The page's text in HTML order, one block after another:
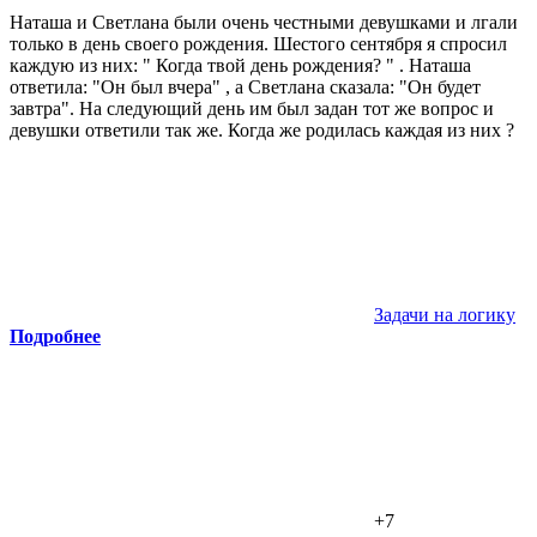
Наташа и Светлана были очень честными девушками и лгали
только в день своего рождения. Шестого сентября я спросил
каждую из них: " Когда твой день рождения? " . Наташа
ответила: "Он был вчера" , а Светлана сказала: "Он будет
завтра". На следующий день им был задан тот же вопрос и
девушки ответили так же. Когда же родилась каждая из них ?
Задачи на логику
Подробнее
+7